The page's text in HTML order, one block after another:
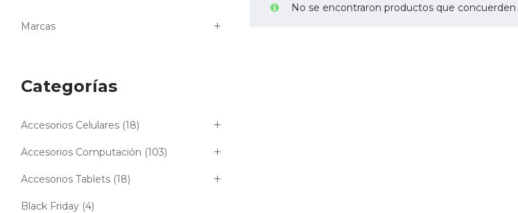
No se encontraron productos que concuerden
Marcas
Categorías
Accesorios Celulares (18)
Accesorios Computación (103)
Accesorios Tablets (18)
Black Friday (4)